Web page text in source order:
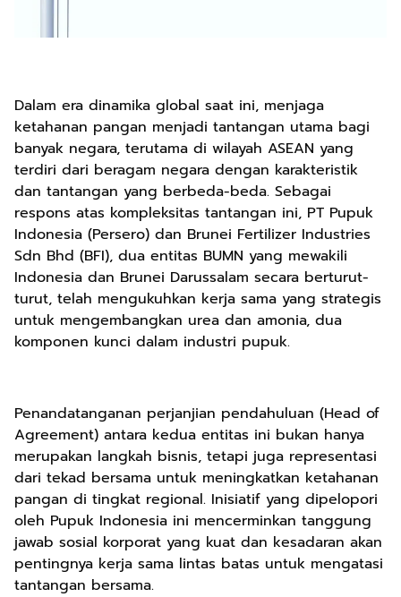
Dalam era dinamika global saat ini, menjaga
ketahanan pangan menjadi tantangan utama bagi
banyak negara, terutama di wilayah ASEAN yang
terdiri dari beragam negara dengan karakteristik
dan tantangan yang berbeda-beda. Sebagai
respons atas kompleksitas tantangan ini, PT Pupuk
Indonesia (Persero) dan Brunei Fertilizer Industries
Sdn Bhd (BFI), dua entitas BUMN yang mewakili
Indonesia dan Brunei Darussalam secara berturut-
turut, telah mengukuhkan kerja sama yang strategis
untuk mengembangkan urea dan amonia, dua
komponen kunci dalam industri pupuk.
Penandatanganan perjanjian pendahuluan (Head of
Agreement) antara kedua entitas ini bukan hanya
merupakan langkah bisnis, tetapi juga representasi
dari tekad bersama untuk meningkatkan ketahanan
pangan di tingkat regional. Inisiatif yang dipelopori
oleh Pupuk Indonesia ini mencerminkan tanggung
jawab sosial korporat yang kuat dan kesadaran akan
pentingnya kerja sama lintas batas untuk mengatasi
tantangan bersama.